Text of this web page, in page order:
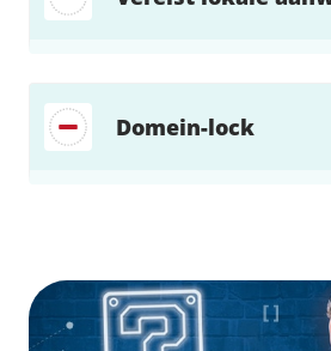
Domein-lock